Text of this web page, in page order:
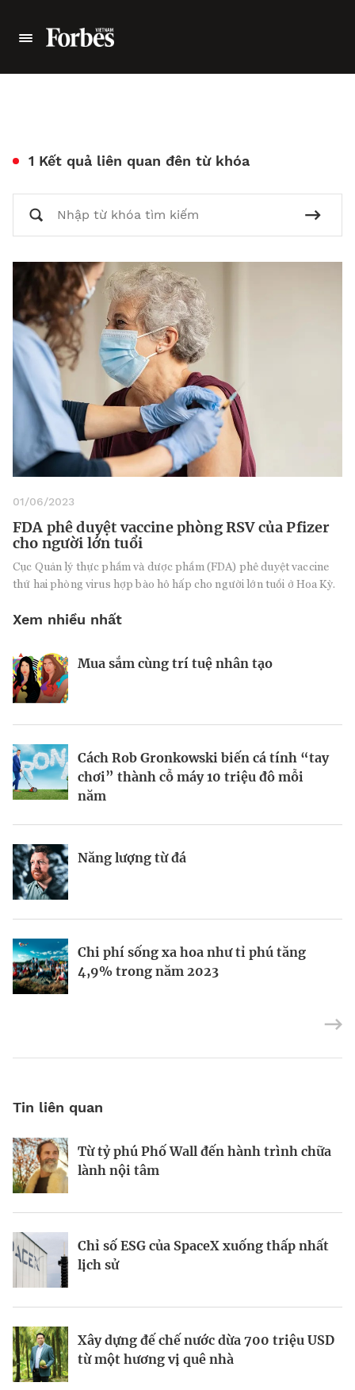
1 Kết quả liên quan đên từ khóa
01/06/2023
FDA phê duyệt vaccine phòng RSV của Pfizer
cho người lớn tuổi
Cục Quản lý thực phẩm và dược phẩm (FDA) phê duyệt vaccine
thứ hai phòng virus hợp bào hô hấp cho người lớn tuổi ở Hoa Kỳ.
Xem nhiều nhất
Mua sắm cùng trí tuệ nhân tạo
Cách Rob Gronkowski biến cá tính “tay
chơi” thành cỗ máy 10 triệu đô mỗi
năm
Năng lượng từ đá
Chi phí sống xa hoa như tỉ phú tăng
4,9% trong năm 2023
Nhà sáng lập 25 tuổi và tham vọng lật
Thợ săn khoản vay
Nếu biết tận dụng, AI sẽ giúp điều hành
công ty tốt hơn
Định vị doanh nghiệp Việt trên bản đồ
kinh tế toàn cầu
Kiểm soát bất ổn và bảo vệ sức khỏe
BRANDCONNECT | Brand Contributor
Champagne hàng đầu cho chất riêng
mùa lễ hội
Kết nối liên vùng: Đòn bẩy chiến lược
Mukesh Ambani sắp chuyển giao quyền
điều hành Reliance Industries cho các
Tin liên quan
Từ tỷ phú Phố Wall đến hành trình chữa
lành nội tâm
Chỉ số ESG của SpaceX xuống thấp nhất
lịch sử
Xây dựng đế chế nước dừa 700 triệu USD
từ một hương vị quê nhà
Tầm nhìn AI của Sam Altman
Startup biến nút bịt tai thành “cơn sốt”
220 triệu USD
Galaxea AI: Startup 700 triệu USD đầy
tham vọng “soán ngôi” Tesla Optimus
Tầm nhìn của vị tỷ phú tái định nghĩa
Las Vegas
Kinh Bắc gia nhập lĩnh vực AI với dự án
tỷ đô
Todd Graves và đế chế 22 tỷ USD từ
miếng gà rán